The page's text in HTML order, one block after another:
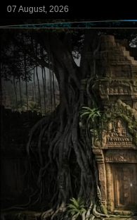
07 August, 2026